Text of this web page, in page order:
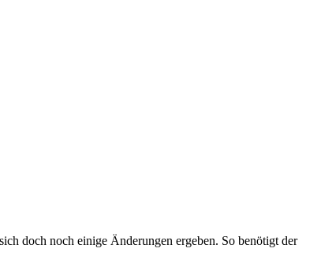
doch noch einige Änderungen ergeben. So benötigt der